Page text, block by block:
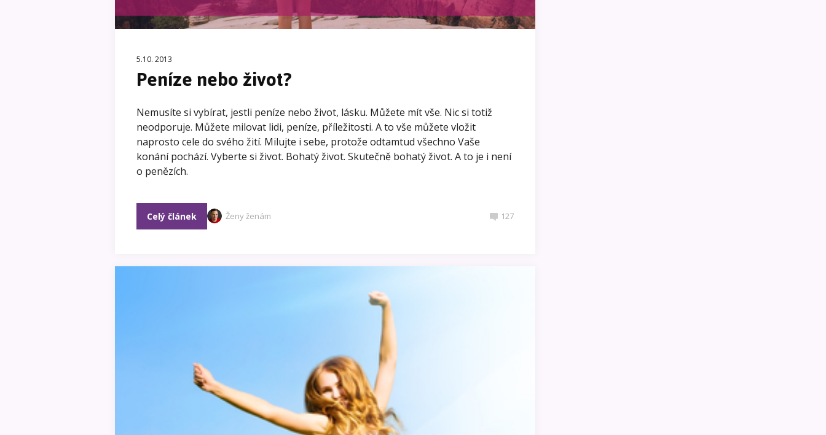
5.10. 2013
Peníze nebo život?
Nemusíte si vybírat, jestli peníze nebo život, lásku. Můžete mít vše. Nic si totiž
neodporuje. Můžete milovat lidi, peníze, příležitosti. A to vše můžete vložit
naprosto cele do svého žití. Milujte i sebe, protože odtamtud všechno Vaše
konání pochází. Vyberte si život. Bohatý život. Skutečně bohatý život. A to je i není
o penězích.
Celý článek Ženy ženám 127